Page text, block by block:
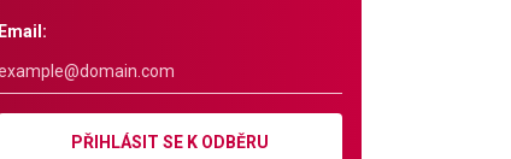
Email:
PŘIHLÁSIT SE K ODBĚRU